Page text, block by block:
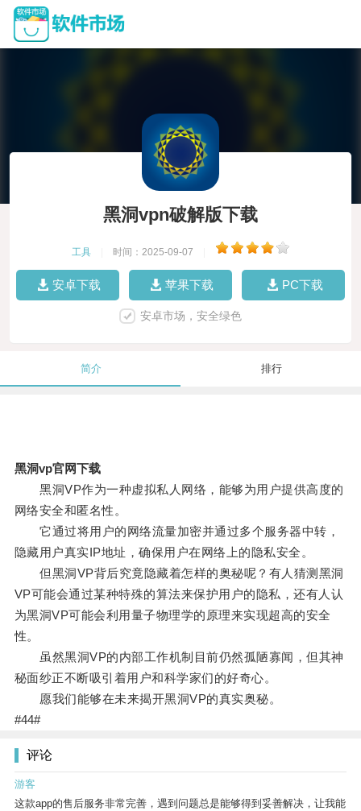
黑洞vpn破解版下载
工具 时间：2025-09-07
安卓下载 苹果下载 PC下载
安卓市场，安全绿色
简介 排行
黑洞vp官网下载
黑洞VP作为一种虚拟私人网络，能够为用户提供高度的
网络安全和匿名性。
它通过将用户的网络流量加密并通过多个服务器中转，
隐藏用户真实IP地址，确保用户在网络上的隐私安全。
但黑洞VP背后究竟隐藏着怎样的奥秘呢？有人猜测黑洞
VP可能会通过某种特殊的算法来保护用户的隐私，还有人认
为黑洞VP可能会利用量子物理学的原理来实现超高的安全
性。
虽然黑洞VP的内部工作机制目前仍然孤陋寡闻，但其神
秘面纱正不断吸引着用户和科学家们的好奇心。
愿我们能够在未来揭开黑洞VP的真实奥秘。
#44#
评论
游客
这款app的售后服务非常完善，遇到问题总是能够得到妥善解决，让我能